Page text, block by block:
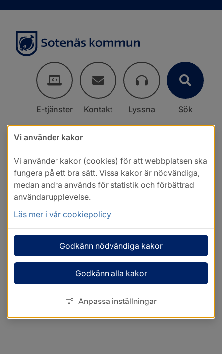
E-tjänster Kontakt Lyssna Sök
Vi använder kakor
Vi använder kakor (cookies) för att webbplatsen ska
fungera på ett bra sätt. Vissa kakor är nödvändiga,
medan andra används för statistik och förbättrad
användarupplevelse.
Läs mer i vår cookiepolicy
Godkänn nödvändiga kakor
Godkänn alla kakor
Anpassa inställningar